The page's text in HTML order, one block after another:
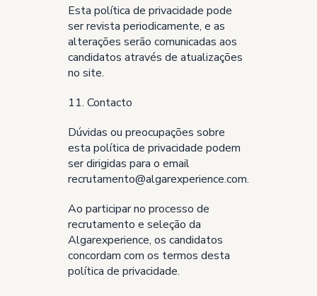
Esta política de privacidade pode
ser revista periodicamente, e as
alterações serão comunicadas aos
candidatos através de atualizações
no site.
11. Contacto
Dúvidas ou preocupações sobre
esta política de privacidade podem
ser dirigidas para o email
recrutamento@algarexperience.com.
Ao participar no processo de
recrutamento e seleção da
Algarexperience, os candidatos
concordam com os termos desta
política de privacidade.